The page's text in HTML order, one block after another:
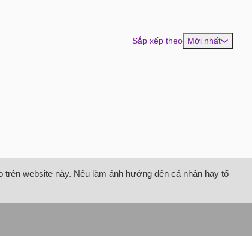
Sắp xếp theo Mới nhất
website này. Nếu làm ảnh hưởng đến cá nhân hay tổ